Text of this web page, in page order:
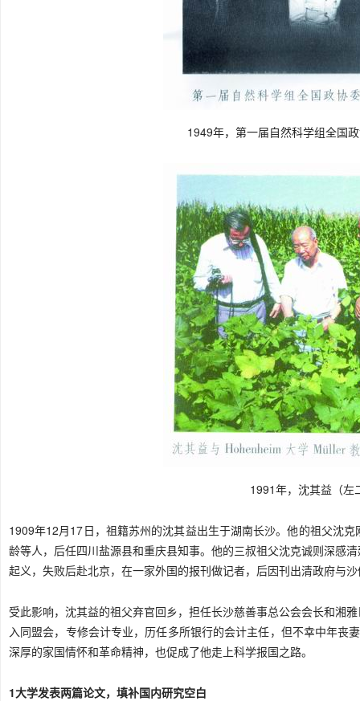
1949年，第一届自然科学组全国
1991年，沈其益（左
1909年12月17日，祖籍苏州的沈其益出生于湖南长沙。他的祖父沈
龄等人，后任四川盐源县和重庆县知事。他的三叔祖父沈克诚则深感
起义，失败后赴北京，在一家外国的报刊做记者，后因刊出清政府与
受此影响，沈其益的祖父弃官回乡，担任长沙慈善事总公会会长和湘
入同盟会，专修会计专业，历任多所银行的会计主任，但不幸中年
深厚的家国情怀和革命精神，也促成了他走上科学报国之路。
1大学发表两篇论文，填补国内研究空白